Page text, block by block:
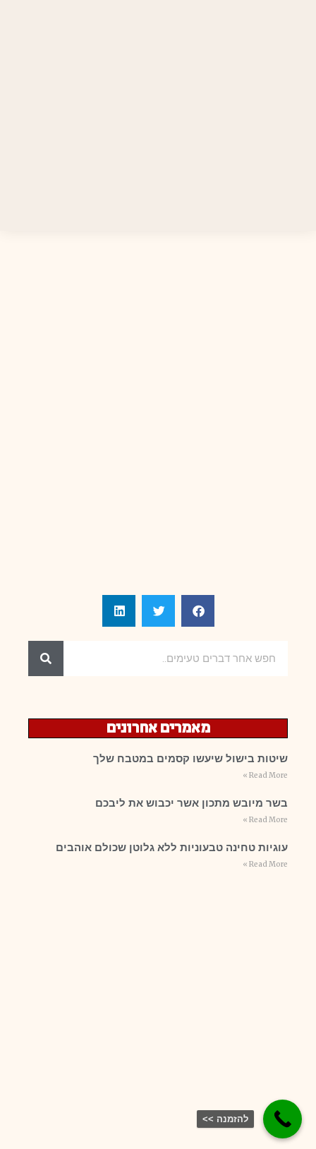
מאמרים אחרונים
שיטות בישול שיעשו קסמים במטבח שלך
Read More »
בשר מיובש מתכון אשר יכבוש את ליבכם
Read More »
עוגיות טחינה טבעוניות ללא גלוטן שכולם אוהבים
Read More »
להזמנה >>